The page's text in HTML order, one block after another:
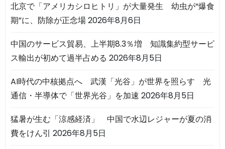
北京で「アメリカシロヒトリ」が大量発生 幼虫が“爆食
期”に、防除が正念場2026年8月6日
中国のサービス貿易、上半期8.3％増 知識集約型サービ
ス輸出が初めて過半占める 2026年8月5日
AI時代の中核拠点へ 武漢「光谷」が世界を照らす 光
通信・半導体で「世界光谷」を加速 2026年8月5日
猛暑が生む「涼感経済」 中国で水辺レジャーが夏の消
費をけん引 2026年8月5日